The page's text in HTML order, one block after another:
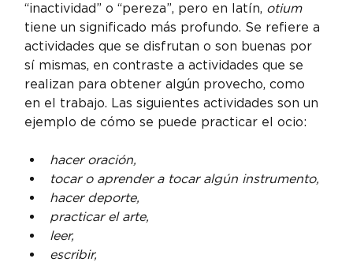
“inactividad” o “pereza”, pero en latín, otium
tiene un significado más profundo. Se refiere a
actividades que se disfrutan o son buenas por
sí mismas, en contraste a actividades que se
realizan para obtener algún provecho, como
en el trabajo. Las siguientes actividades son un
ejemplo de cómo se puede practicar el ocio:
hacer oración,
tocar o aprender a tocar algún instrumento,
hacer deporte,
practicar el arte,
leer,
escribir,